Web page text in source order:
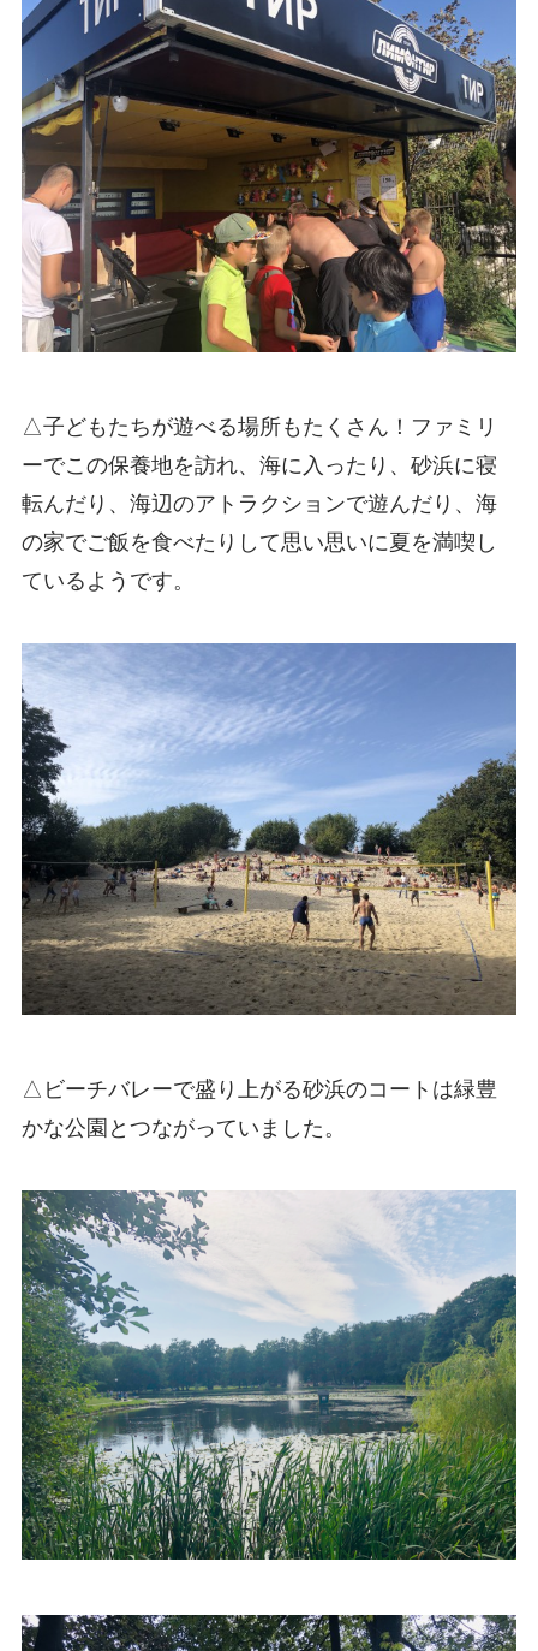
△子どもたちが遊べる場所もたくさん！ファミリ
ーでこの保養地を訪れ、海に入ったり、砂浜に寝
転んだり、海辺のアトラクションで遊んだり、海
の家でご飯を食べたりして思い思いに夏を満喫し
ているようです。
△ビーチバレーで盛り上がる砂浜のコートは緑豊
かな公園とつながっていました。